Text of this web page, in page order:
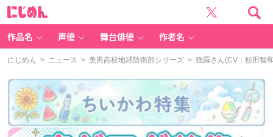
作品名 声優 舞台俳優 作者名
にじめん > ニュース > 美男高校地球防衛部シリーズ > 強羅さん(CV：杉田智